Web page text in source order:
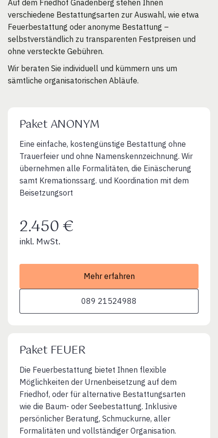
Auf dem Friedhof Gnadenberg stehen Ihnen
verschiedene Bestattungsarten zur Auswahl, wie etwa
Feuerbestattung oder anonyme Bestattung –
selbstverständlich zu transparenten Festpreisen und
ohne versteckte Gebühren.
Wir beraten Sie individuell und kümmern uns um
sämtliche organisatorischen Abläufe.
Paket ANONYM
Eine einfache, kostengünstige Bestattung ohne
Trauerfeier und ohne Namenskennzeichnung. Wir
übernehmen alle Formalitäten, die Einäscherung
samt Kremationssarg. und Koordination mit dem
Beisetzungsort
2.450 €
inkl. MwSt.
Mehr erfahren
089 21524988
Paket FEUER
Die Feuerbestattung bietet Ihnen flexible
Möglichkeiten der Urnenbeisetzung auf dem
Friedhof, oder für alternative Bestattungsarten
wie die Baum- oder Seebestattung. Inklusive
persönlicher Beratung, Schmuckurne, aller
Formalitäten und vollständiger Organisation.